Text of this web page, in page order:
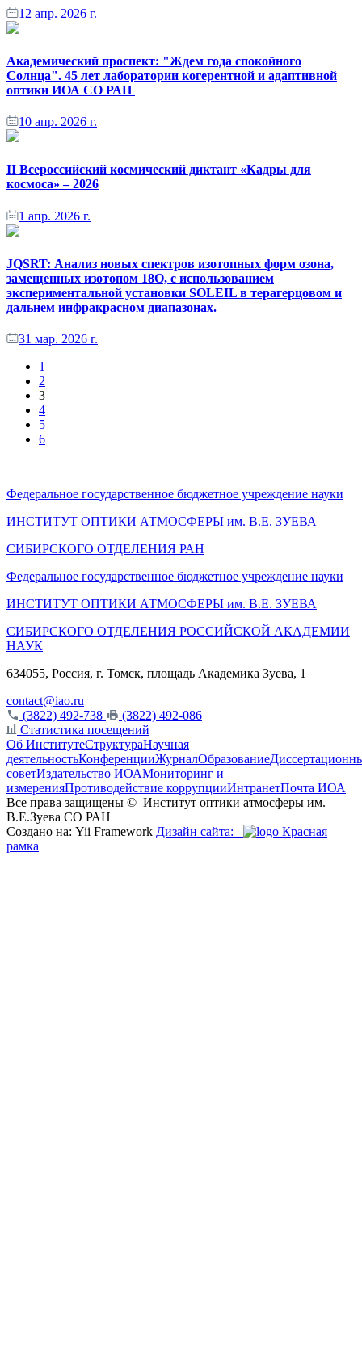
12 апр. 2026 г.
Академический проспект: "Ждем года спокойного
Солнца". 45 лет лаборатории когерентной и адаптивной
оптики ИОА СО РАН
10 апр. 2026 г.
II Всероссийский космический диктант «Кадры для
космоса» – 2026
1 апр. 2026 г.
JQSRT: Анализ новых спектров изотопных форм озона,
замещенных изотопом 18O, с использованием
экспериментальной установки SOLEIL в терагерцовом и
дальнем инфракрасном диапазонах.
31 мар. 2026 г.
1
2
3
4
5
6
Федеральное государственное бюджетное учреждение науки
ИНСТИТУТ ОПТИКИ АТМОСФЕРЫ им. В.Е. ЗУЕВА
СИБИРСКОГО ОТДЕЛЕНИЯ РАН
Федеральное государственное бюджетное учреждение науки
ИНСТИТУТ ОПТИКИ АТМОСФЕРЫ им. В.Е. ЗУЕВА
СИБИРСКОГО ОТДЕЛЕНИЯ РОССИЙСКОЙ АКАДЕМИИ
НАУК
634055, Россия, г. Томск, площадь Академика Зуева, 1
contact@iao.ru
(3822) 492-738
(3822) 492-086
Статистика посещений
Об ИнститутеСтруктураНаучная
деятельностьКонференцииЖурналОбразование
советИздательство ИОАМониторинг и
измеренияПротиводействие коррупцииИнтранетПочта ИОА
Все права защищены © Институт оптики атмосферы им.
В.Е.Зуева СО РАН
Создано на: Yii Framework Дизайн сайта:
Красная
рамка